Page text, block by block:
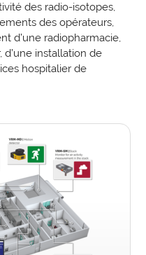
des radio-isotopes,
des opérateurs,
d’une radiopharmacie,
d’une installation de
hospitalier de